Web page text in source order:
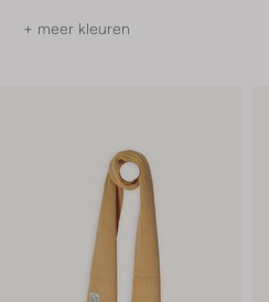
+ meer kleuren